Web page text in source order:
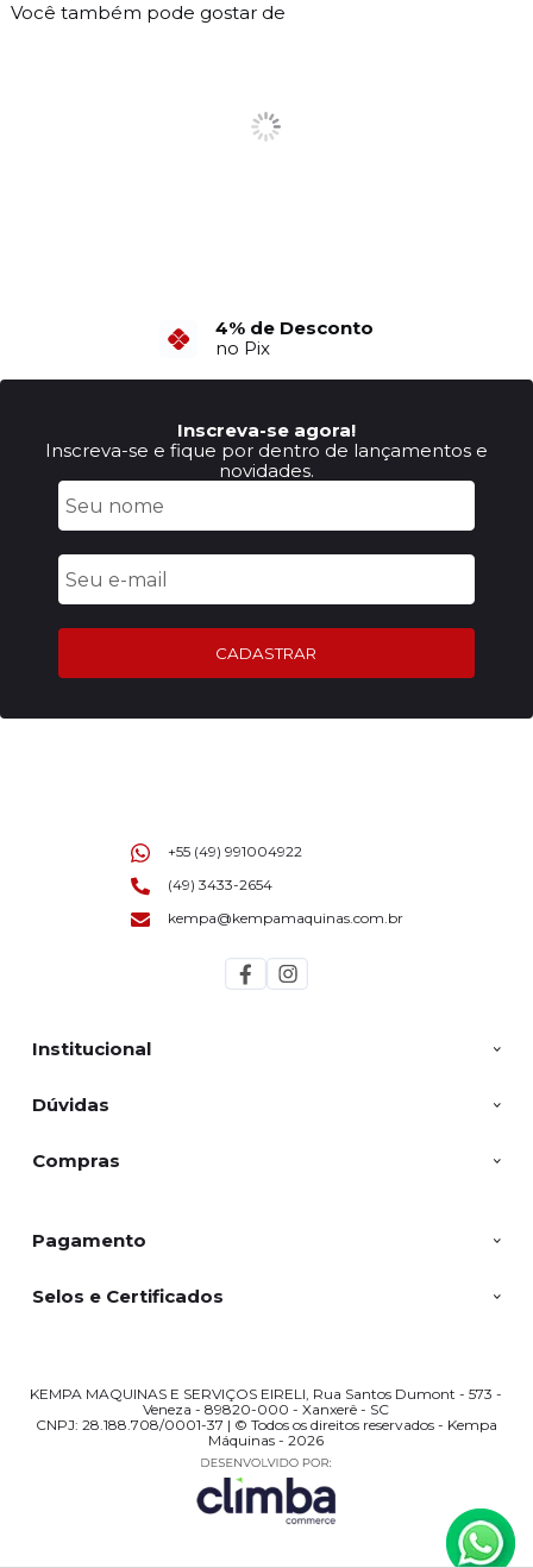
Você também pode gostar de
6X Sem Juros
no Cartão de Crédito
Inscreva-se agora!
Inscreva-se e fique por dentro de lançamentos e
novidades.
CADASTRAR
Institucional
Dúvidas
Compras
+55 (49) 991004922
(49) 3433-2654
kempa@kempamaquinas.com.br
Pagamento
Selos e Certificados
KEMPA MAQUINAS E SERVIÇOS EIRELI, Rua Santos Dumont - 573 -
Veneza - 89820-000 - Xanxerê - SC
CNPJ: 28.188.708/0001-37 | © Todos os direitos reservados - Kempa
Máquinas - 2026